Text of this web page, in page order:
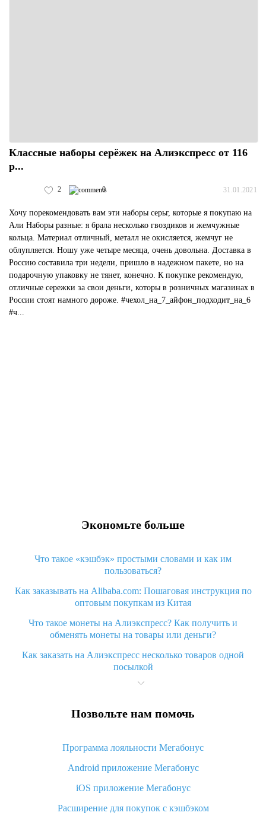
Классные наборы серёжек на Алиэкспресс от 116
р...
2 0 31.01.2021
Хочу порекомендовать вам эти наборы серьг, которые я покупаю на
Али Наборы разные: я брала несколько гвоздиков и жемчужные
кольца. Материал отличный, металл не окисляется, жемчуг не
облупляется. Ношу уже четыре месяца, очень довольна. Доставка в
Россию составила три недели, пришло в надежном пакете, но на
подарочную упаковку не тянет, конечно. К покупке рекомендую,
отличные сережки за свои деньги, которы в розничных магазинах в
России стоят намного дороже. #чехол_на_7_айфон_подходит_на_6
#ч...
Экономьте больше
Что такое «кэшбэк» простыми словами и как им
пользоваться?
Как заказывать на Alibaba.com: Пошаговая инструкция по
оптовым покупкам из Китая
Что такое монеты на Алиэкспресс? Как получить и
обменять монеты на товары или деньги?
Как заказать на Алиэкспресс несколько товаров одной
посылкой
Что значит статус «Заказ закрыт» на Алиэкспресс и что
Что делать, если Алиэкспресс просит ввести паспортные
Как узнать, куда пришла посылка с Алиэкспресс
Вы отменили заказ на Алиэкспресс, когда вернут деньги?
Что такое баллы на Алиэкспресс, как их получить и
Позвольте нам помочь
Программа лояльности Мегабонус
Android приложение Мегабонус
iOS приложение Мегабонус
Расширение для покупок с кэшбэком